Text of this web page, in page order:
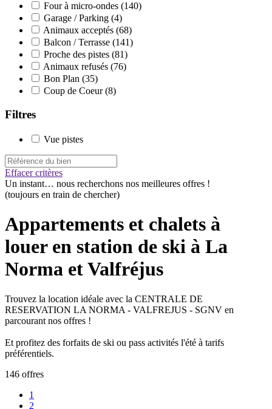
Four à micro-ondes (140)
Garage / Parking (4)
Animaux acceptés (68)
Balcon / Terrasse (141)
Proche des pistes (81)
Animaux refusés (76)
Bon Plan (35)
Coup de Coeur(8)
Filtres
Vue pistes
Effacer critères
Un instant… nous recherchons nos meilleures offres !
(toujours en train de chercher)
Appartements et chalets à
louer en station de ski à La
Norma et Valfréjus
Trouvez la location idéale avec la CENTRALE DE
RESERVATION LA NORMA - VALFREJUS - SGNV en
parcourant nos offres !
Et profitez des forfaits de ski ou pass activités l'été à tarifs
préférentiels.
146 offres
1
2